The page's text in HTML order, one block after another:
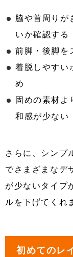
脇や首周りが
いか確認する
前脚・後脚を
着脱しやすい
め
固めの素材よ
和感が少ない
さらに、シンプ
でさまざまなデ
が少ないタイプ
ルを下げてくれ
初めてのレ